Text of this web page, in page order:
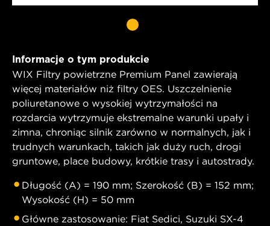
Informacje o tym produkcie
WIX Filtry powietrzne Premium Panel zawierają
więcej materiałów niż filtry OES. Uszczelnienie
poliuretanowe o wysokiej wytrzymałości na
rozdarcia wytrzymuje ekstremalne warunki upały i
zimna, chroniąc silnik zarówno w normalnych, jak i
trudnych warunkach, takich jak duży ruch, drogi
gruntowe, place budowy, krótkie trasy i autostrady.
Długość (A) = 190 mm; Szerokość (B) = 152 mm;
Wysokość (H) = 50 mm
Główne zastosowanie: Fiat Sedici, Suzuki SX-4